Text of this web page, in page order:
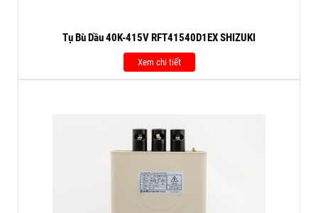
Tụ Bù Dầu 40K-415V RFT41540D1EX SHIZUKI
Xem chi tiết